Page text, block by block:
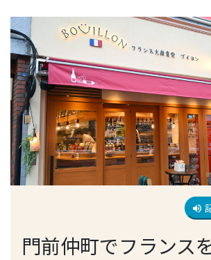
volume_up
門前仲町でフランス